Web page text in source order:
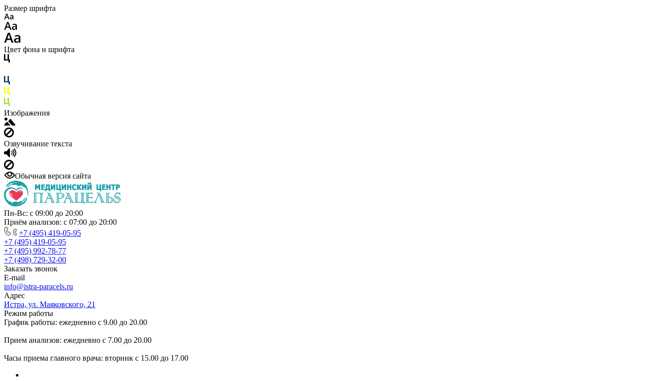
Размер шрифта
Цвет фона и шрифта
Изображения
Озвучивание текста
Обычная версия сайта
Пн-Вс: с 09:00 до 20:00
Приём анализов: с 07:00 до 20:00
+7 (495) 419-05-95
+7 (495) 419-05-95
+7 (495) 992-78-77
+7 (498) 729-32-00
Заказать звонок
E-mail
info@istra-paracels.ru
Адрес
Истра, ул. Маяковского, 21
Режим работы
График работы: ежедневно с 9.00 до 20.00
Прием анализов: ежедневно с 7.00 до 20.00
Часы приема главного врача: вторник с 15.00 до 17.00